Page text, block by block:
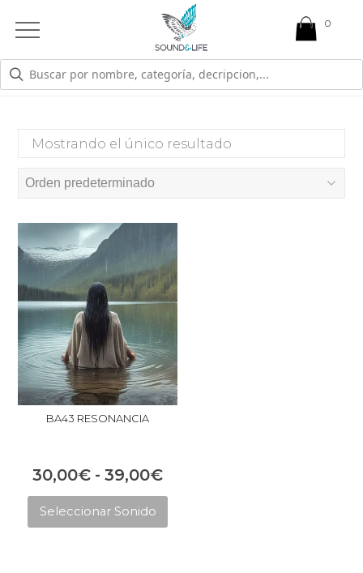
Open
Menu
FALTA DE EMPATICA
Mostrando el único resultado
BA43 RESONANCIA
30,00€ - 39,00€Rango
de
precios:
Seleccionar Sonido
Este
0